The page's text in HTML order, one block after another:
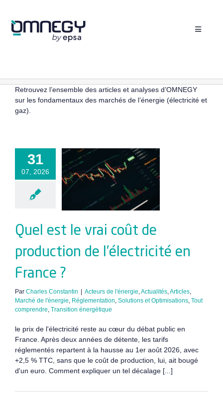
contenu
Toggle
Nos ressources
Découvrir OMNEGY
+33(0)1 87 66 68 01
Espace client
Retrouvez l’ensemble des articles et analyses d’OMNEGY
sur les fondamentaux des marchés de l’énergie (électricité et
gaz).
31
07, 2026
est le vrai
de
de
en
Quel est le vrai coût de
production de l’électricité en
France ?
Par Charles Constantin | Acteurs de l'énergie Actualités Articles
Marché de l'énergie Réglementation Solutions et Optimisations Tout
comprendre Transition énergétique
le prix de l'électricité reste au cœur du débat public en
France. Après deux années de détente, les tarifs
réglementés repartent à la hausse au 1er août 2026, avec
+2,5 % TTC, sans que le coût de production, lui, ait bougé
d'un euro. Comment expliquer un tel décalage [...]